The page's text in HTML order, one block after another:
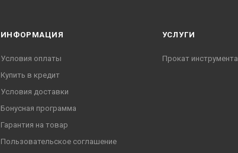
ИНФОРМАЦИЯ
Условия оплаты
Купить в кредит
Условия доставки
Бонусная программа
Гарантия на товар
Пользовательское соглашение
УСЛУГИ
Прокат инструмента